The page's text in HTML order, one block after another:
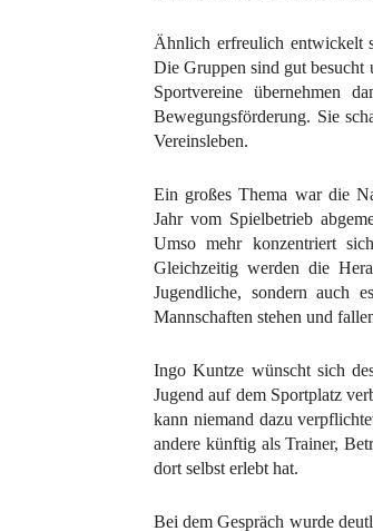
Ähnlich erfreulich entwickelt
Die Gruppen sind gut
Sportvereine übernehmen
Bewegungsförderung. Sie
Vereinsleben.
Ein großes Thema war die
Jahr vom Spielbetrieb
Umso mehr konzentriert
Gleichzeitig werden die
Jugendliche, sondern auch
Mannschaften stehen und
Ingo Kuntze wünscht sich
Jugend auf dem Sportplatz
kann niemand dazu
andere künftig als Trainer,
dort selbst erlebt hat.
Bei dem Gespräch wurde